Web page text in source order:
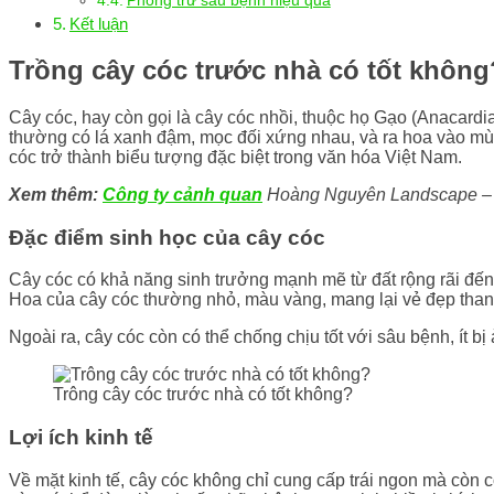
Kết luận
Trồng cây cóc trước nhà có tốt
Cây cóc, hay còn gọi là cây cóc nhồi, thuộc họ Gạo
thường có lá xanh đậm, mọc đối xứng nhau, và ra hoa vào
cóc trở thành biểu tượng đặc biệt trong văn hóa Việt Nam.
Xem thêm: Công ty cảnh quan Hoàng Nguyên Landscape
Đặc điểm sinh học của cây cóc
Cây cóc có khả năng sinh trưởng mạnh mẽ từ đất rộng rãi
Hoa của cây cóc thường nhỏ, màu vàng, mang lại vẻ đẹp
Ngoài ra, cây cóc còn có thể chống chịu tốt với sâu bệnh, ít
Trông cây cóc trước nhà có tốt không?
Lợi ích kinh tế
Về mặt kinh tế, cây cóc không chỉ cung cấp trái ngon mà